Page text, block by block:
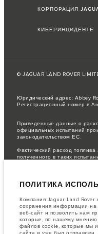
КОРПОРАЦИЯ
КИБЕРИНЦИДЕНТЕ
© JAGUAR LAND ROVER
Юридический адрес: Abbey
Регистрационный номер в
Приведенные данные о
официальных испытаний
законодательством ЕС.
Фактический расход
полученного в таких
настоящее время в мире
транспортных средств,
сроки производства.
используемые на сайте
соответствовать доступным
цветовым схемам
действующих ограничениях
ПОЛИТИКА
Компания Jaguar Land
сохранения информации
веб-сайт и позволить нам
которые, по нашему
файлов cookie, которые мы